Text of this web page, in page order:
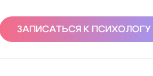
ЗАПИСАТЬСЯ К ПСИХОЛОГУ